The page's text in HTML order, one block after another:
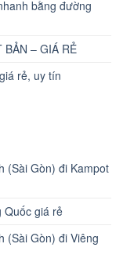
bằng đường
BẢN – GIÁ RẺ
rẻ, uy tín
(Sài Gòn) đi Kampot
Quốc giá rẻ
(Sài Gòn) đi Viêng